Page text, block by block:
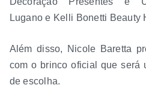
Lugano e Kelli Bonetti Beauty
Além disso, Nicole Baretta
com o brinco oficial que será
de escolha.